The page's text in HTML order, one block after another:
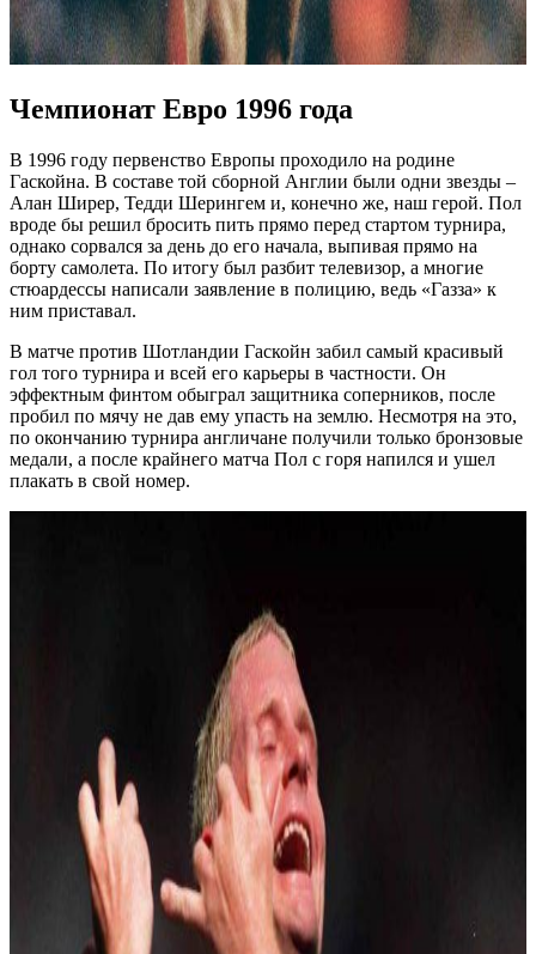
Чемпионат Евро 1996 года
В 1996 году первенство Европы проходило на родине
Гаскойна. В составе той сборной Англии были одни звезды –
Алан Ширер, Тедди Шерингем и, конечно же, наш герой. Пол
вроде бы решил бросить пить прямо перед стартом турнира,
однако сорвался за день до его начала, выпивая прямо на
борту самолета. По итогу был разбит телевизор, а многие
стюардессы написали заявление в полицию, ведь «Газза» к
ним приставал.
В матче против Шотландии Гаскойн забил самый красивый
гол того турнира и всей его карьеры в частности. Он
эффектным финтом обыграл защитника соперников, после
пробил по мячу не дав ему упасть на землю. Несмотря на это,
по окончанию турнира англичане получили только бронзовые
медали, а после крайнего матча Пол с горя напился и ушел
плакать в свой номер.